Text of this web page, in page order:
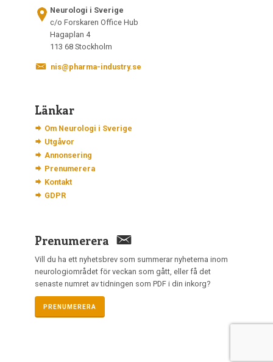
Neurologi i Sverige
c/o Forskaren Office Hub
Hagaplan 4
113 68 Stockholm
nis@pharma-industry.se
Länkar
Om Neurologi i Sverige
Utgåvor
Annonsering
Prenumerera
Kontakt
GDPR
Prenumerera
Vill du ha ett nyhetsbrev som summerar nyheterna inom
neurologiområdet för veckan som gått, eller få det
senaste numret av tidningen som PDF i din inkorg?
PRENUMERERA